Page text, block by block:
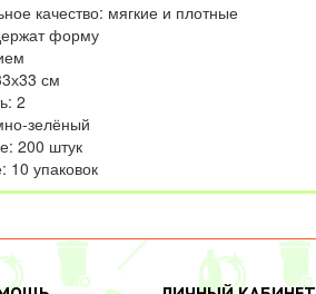
качество: мягкие и плотные
форму
см
2
зелёный
200 штук
10 упаковок